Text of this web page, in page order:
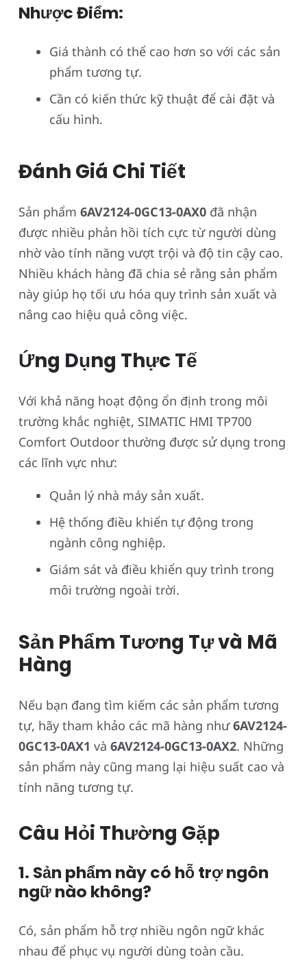
Nhược Điểm:
Giá thành có thể cao hơn so với các sản
phẩm tương tự.
Cần có kiến thức kỹ thuật để cài đặt và
cấu hình.
Đánh Giá Chi Tiết
Sản phẩm 6AV2124-0GC13-0AX0 đã nhận
được nhiều phản hồi tích cực từ người dùng
nhờ vào tính năng vượt trội và độ tin cậy cao.
Nhiều khách hàng đã chia sẻ rằng sản phẩm
này giúp họ tối ưu hóa quy trình sản xuất và
nâng cao hiệu quả công việc.
Ứng Dụng Thực Tế
Với khả năng hoạt động ổn định trong môi
trường khắc nghiệt, SIMATIC HMI TP700
Comfort Outdoor thường được sử dụng trong
các lĩnh vực như:
Quản lý nhà máy sản xuất.
Hệ thống điều khiển tự động trong
ngành công nghiệp.
Giám sát và điều khiển quy trình trong
môi trường ngoài trời.
Sản Phẩm Tương Tự và Mã
Hàng
Nếu bạn đang tìm kiếm các sản phẩm tương
tự, hãy tham khảo các mã hàng như6AV2124-
0GC13-0AX1 và 6AV2124-0GC13-0AX2. Những
sản phẩm này cũng mang lại hiệu suất cao và
tính năng tương tự.
Câu Hỏi Thường Gặp
1. Sản phẩm này có hỗ trợ ngôn
ngữ nào không?
Có, sản phẩm hỗ trợ nhiều ngôn ngữ khác
nhau để phục vụ người dùng toàn cầu.